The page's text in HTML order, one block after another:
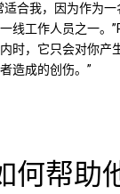
适合我，因为作为
线工作人员之一。
时，它只会对你产
造成的创伤。”
何帮助